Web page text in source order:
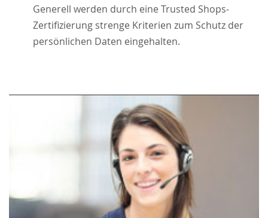
Generell werden durch eine Trusted Shops-
Zertifizierung strenge Kriterien zum Schutz der
persönlichen Daten eingehalten.